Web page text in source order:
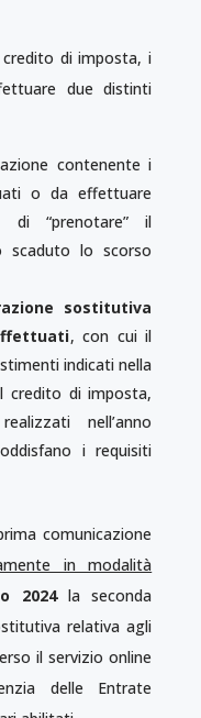
di imposta, i
due distinti
contenente i
o da effettuare
di “prenotare” il
scaduto lo scorso
sostitutiva
, con cui il
indicati nella
credito di imposta,
nell’anno
i requisiti
comunicazione
in modalità
2024la seconda
relativa agli
il servizio online
delle Entrate